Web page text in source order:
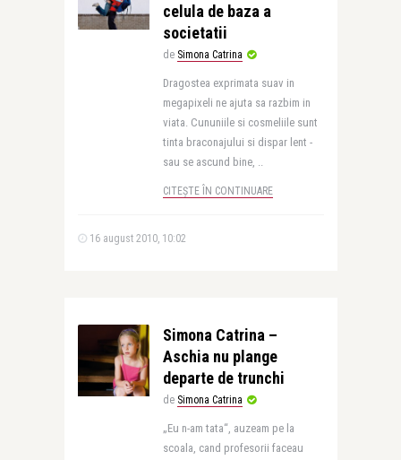
celula de baza a
societatii
de Simona Catrina
Dragostea exprimata suav in
megapixeli ne ajuta sa razbim in
viata. Cununiile si cosmeliile sunt
tinta braconajului si dispar lent -
sau se ascund bine, ..
CITEȘTE ÎN CONTINUARE
16 august 2010, 10:02
Simona Catrina –
Aschia nu plange
departe de trunchi
de Simona Catrina
„Eu n-am tata“, auzeam pe la
scoala, cand profesorii faceau